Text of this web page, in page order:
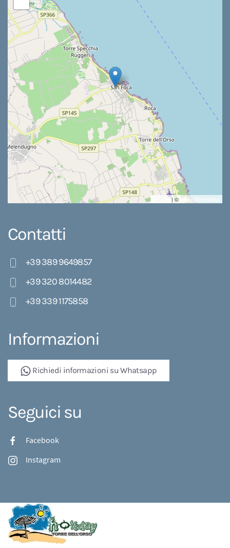
Leaflet| ©OpenStreetMap
Contatti
+39 389 9649857
+39 320 8014482
+39 339 1175858
Informazioni
Richiedi informazioni su Whatsapp
Seguici su
Facebook
Instagram